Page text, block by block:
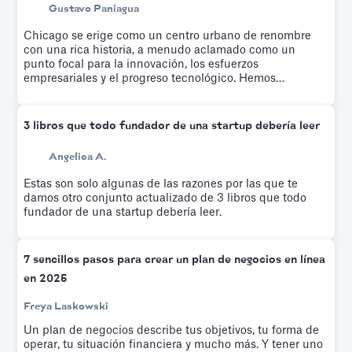
Gustavo Paniagua
Chicago se erige como un centro urbano de renombre
con una rica historia, a menudo aclamado como un
punto focal para la innovación, los esfuerzos
empresariales y el progreso tecnológico. Hemos
3 libros que todo fundador de una startup debería leer
Angelica A.
Estas son solo algunas de las razones por las que te
damos otro conjunto actualizado de 3 libros que todo
fundador de una startup debería leer.
7 sencillos pasos para crear un plan de negocios en línea
en 2025
Freya Laskowski
Un plan de negocios describe tus objetivos, tu forma de
operar, tu situación financiera y mucho más. Y tener uno